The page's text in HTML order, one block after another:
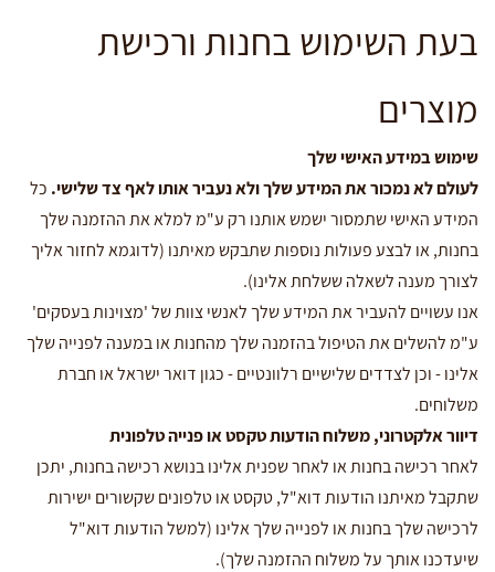
בעת השימוש בחנות ורכישת
מוצרים
שימוש במידע האישי שלך
לעולם לא נמכור את המידע שלך ולא נעביר אותו לאף צד שלישי. כל
המידע האישי שתמסור ישמש אותנו רק ע"מ למלא את ההזמנה שלך
בחנות, או לבצע פעולות נוספות שתבקש מאיתנו (לדוגמא לחזור אליך
לצורך מענה לשאלה ששלחת אלינו).
אנו עשויים להעביר את המידע שלך לאנשי צוות של 'מצוינות בעסקים'
ע"מ להשלים את הטיפול בהזמנה שלך מהחנות או במענה לפנייה שלך
אלינו - וכן לצדדים שלישיים רלוונטיים - כגון דואר ישראל או חברת
משלוחים.
דיוור אלקטרוני, משלוח הודעות טקסט או פנייה טלפונית
לאחר רכישה בחנות או לאחר שפנית אלינו בנושא רכישה בחנות, יתכן
שתקבל מאיתנו הודעות דוא"ל, טקסט או טלפונים שקשורים ישירות
לרכישה שלך בחנות או לפנייה שלך אלינו (למשל הודעות דוא"ל
שיעדכנו אותך על משלוח ההזמנה שלך).